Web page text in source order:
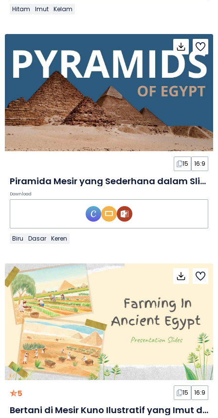
Hitam Imut Kelam
15 16:9
Piramida Mesir yang Sederhana dalam Slide
Download
Biru Dasar Keren
5 15 16:9
Bertani di Mesir Kuno Ilustratif yang Imut dalam Slide